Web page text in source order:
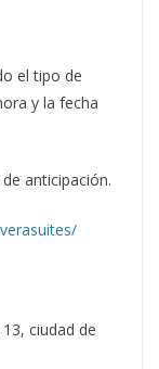
el tipo de
y la fecha
anticipación.
ciudad de